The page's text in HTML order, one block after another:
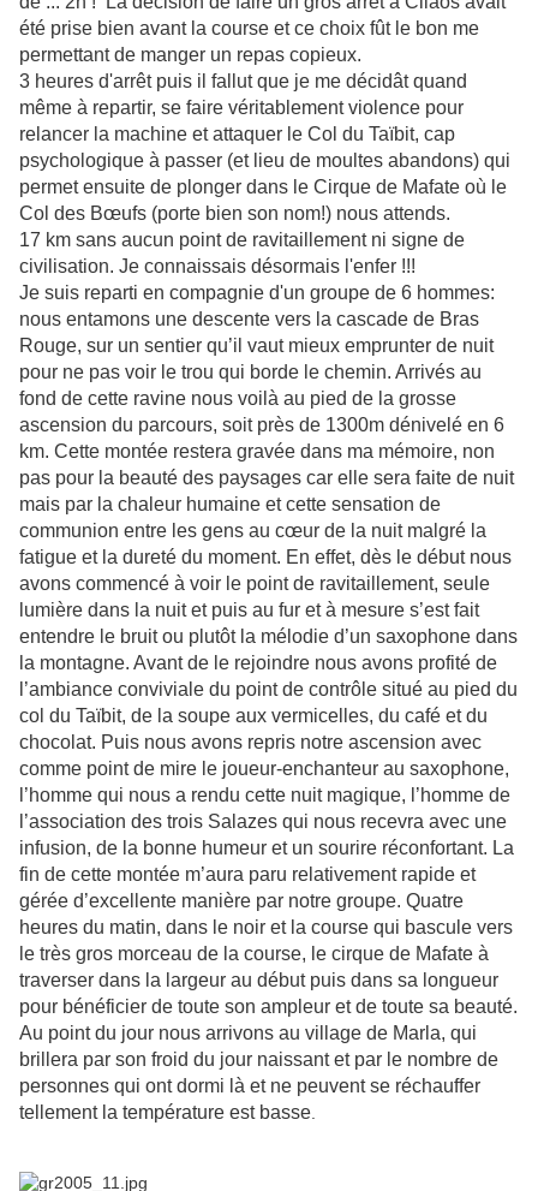
été prise bien avant la course et ce choix fût le bon me
permettant de manger un repas copieux.
3 heures d'arrêt puis i l fallut que je me décidât quand
même à repartir, se faire véritablement violence pour
relancer la machine et attaquer le Col du Taïbit, cap
psychologique à passer (et lieu de moultes abandons) qui
permet ensuite de plonger dans le Cirque de Mafate où le
Col des Bœufs (porte bien son nom!) nous attends.
17 km sans aucun point de ravitaillement ni signe de
civilisation. Je connaissais désormais l'enfer !!!
Je suis reparti en compagnie d'un groupe de 6 hommes:
nous entamons une descente vers la cascade de Bras
Rouge, sur un sentier qu’il vaut mieux emprunter de nuit
pour ne pas voir le trou qui borde le chemin. Arrivés au
fond de cette ravine nous voilà au pied de la grosse
ascension du parcours, soit près de 1300m dénivelé en 6
km. Cette montée restera gravée dans ma mémoire, non
pas pour la beauté des paysages car elle sera faite de nuit
mais par la chaleur humaine et cette sensation de
communion entre les gens au cœur de la nuit malgré la
fatigue et la dureté du moment. En effet, dès le début nous
avons commencé à voir le point de ravitaillement, seule
lumière dans la nuit et puis au fur et à mesure s’est fait
entendre le bruit ou plutôt la mélodie d’un saxophone dans
la montagne. Avant de le rejoindre nous avons profité de
l’ambiance conviviale du point de contrôle situé au pied du
col du Taïbit, de la soupe aux vermicelles, du café et du
chocolat. Puis nous avons repris notre ascension avec
comme point de mire le joueur-enchanteur au saxophone,
l’homme qui nous a rendu cette nuit magique, l’homme de
l’association des trois Salazes qui nous recevra avec une
infusion, de la bonne humeur et un sourire réconfortant. La
fin de cette montée m’aura paru relativement rapide et
gérée d’excellente manière par notre groupe. Quatre
heures du matin, dans le noir et la course qui bascule vers
le très gros morceau de la course, le cirque de Mafate à
traverser dans la largeur au début puis dans sa longueur
pour bénéficier de toute son ampleur et de toute sa beauté.
Au point du jour nous arrivons au village de Marla, qui
brillera par son froid du jour naissant et par le nombre de
personnes qui ont dormi là et ne peuvent se réchauffer
tellement la température est basse